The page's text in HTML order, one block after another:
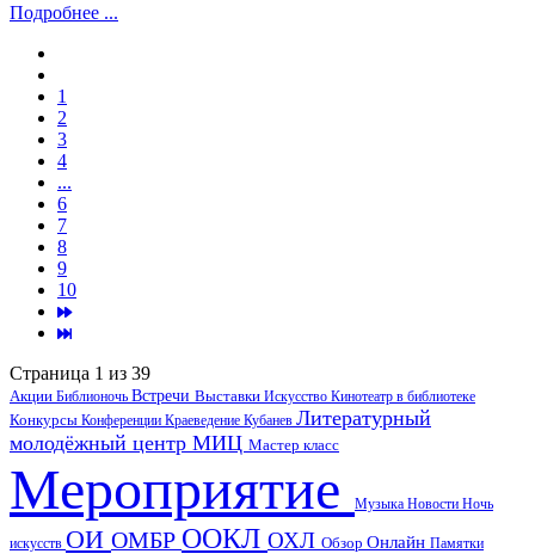
Подробнее ...
1
2
3
4
...
6
7
8
9
10
Страница 1 из 39
Акции Библионочь Встречи Выставки Искусство Кинотеатр в библиотеке
Конкурсы Конференции Краеведение Кубанев Литературный
молодёжный центр МИЦ Мастер класс
Мероприятие Музыка Новости Ночь
искусств ОИ ОМБР ООКЛ ОХЛ Обзор Онлайн Памятки